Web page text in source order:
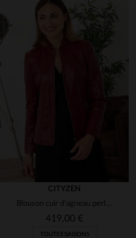
CITYZEN
Blouson cuir d'agneau perle, fin et léger. Coupe ajustée, col montant.
419,00 €
TOUTES SAISONS